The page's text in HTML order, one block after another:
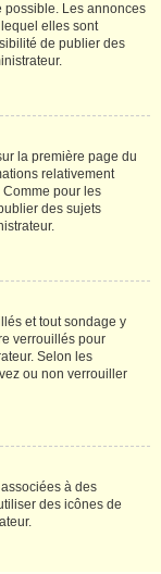
possible. Les annonces
elles sont
de publier des
la première page du
relativement
pour les
des sujets
et tout sondage y
verrouillés pour
Selon les
ou non verrouiller
à des
des icônes de